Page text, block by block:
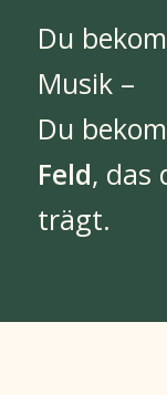
Du
Musik –
Du
Feld, das
trägt.